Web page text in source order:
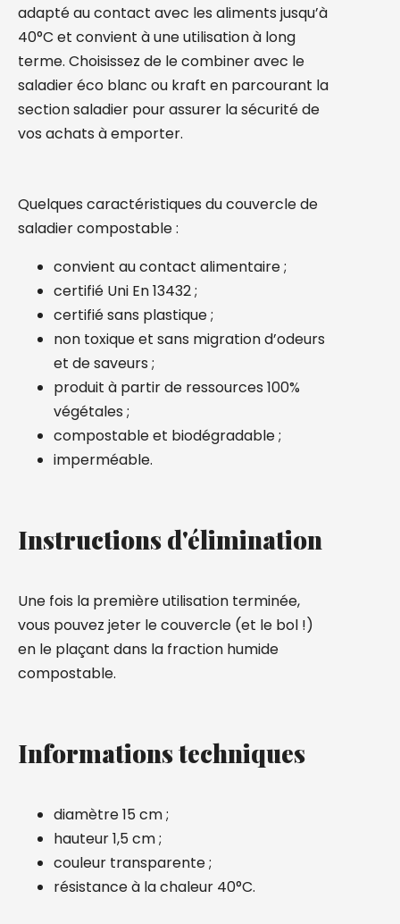
adapté au contact avec les aliments jusqu’à
40°C et convient à une utilisation à long
terme. Choisissez de le combiner avec le
saladier éco blanc ou kraft en parcourant la
section saladier pour assurer la sécurité de
vos achats à emporter.
Quelques caractéristiques du couvercle de
saladier compostable :
convient au contact alimentaire ;
certifié Uni En 13432 ;
certifié sans plastique ;
non toxique et sans migration d’odeurs
et de saveurs ;
produit à partir de ressources 100%
végétales ;
compostable et biodégradable ;
imperméable.
Instructions d'élimination
Une fois la première utilisation terminée,
vous pouvez jeter le couvercle (et le bol !)
en le plaçant dans la fraction humide
compostable.
Informations techniques
diamètre 15 cm ;
hauteur 1,5 cm ;
couleur transparente ;
résistance à la chaleur 40°C.